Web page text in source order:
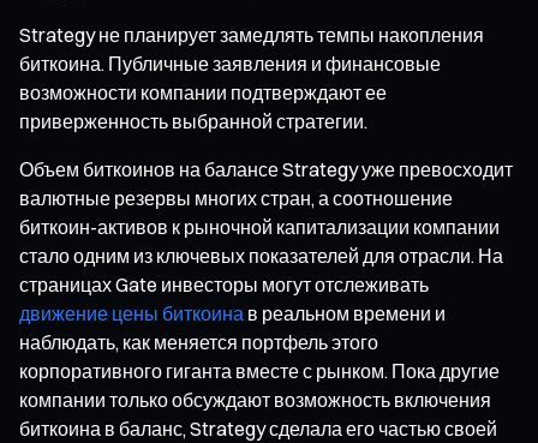
Strategy не планирует замедлять темпы накопления
биткоина. Публичные заявления и финансовые
возможности компании подтверждают ее
приверженность выбранной стратегии.
Объем биткоинов на балансе Strategy уже превосходит
валютные резервы многих стран, а соотношение
биткоин-активов к рыночной капитализации компании
стало одним из ключевых показателей для отрасли. На
страницах Gate инвесторы могут отслеживать
движение цены биткоина в реальном времени и
наблюдать, как меняется портфель этого
корпоративного гиганта вместе с рынком. Пока другие
компании только обсуждают возможность включения
биткоина в баланс, Strategy сделала его частью своей